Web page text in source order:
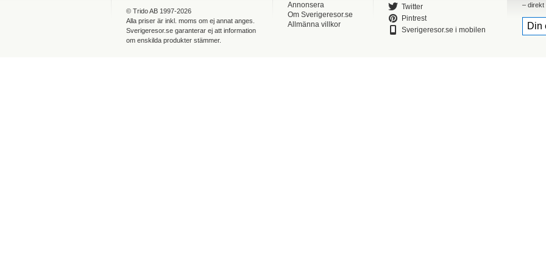
© Trido AB 1997-2026
Alla priser är inkl. moms om ej annat anges.
Sverigeresor.se garanterar ej att information
om enskilda produkter stämmer.
Annonsera
Om Sverigeresor.se
Allmänna villkor
Twitter
Pintrest
Sverigeresor.se i mobilen
– direkt